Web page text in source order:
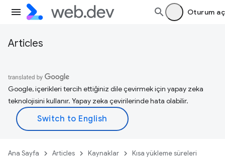
Oturum aç
Articles
Google, içerikleri tercih ettiğiniz dile çevirmek için yapay zeka
teknolojisini kullanır. Yapay zeka çevirilerinde hata olabilir.
Ana Sayfa Articles Kaynaklar Kısa yükleme süreleri